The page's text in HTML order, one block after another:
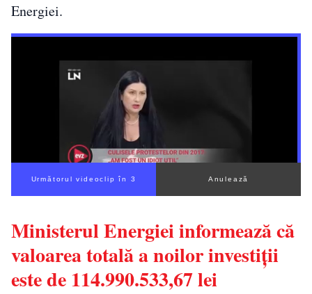
Energiei.
Următorul videoclip în 2 Anulează
Ministerul Energiei informează că
valoarea totală a noilor investiții
este de 114.990.533,67 lei